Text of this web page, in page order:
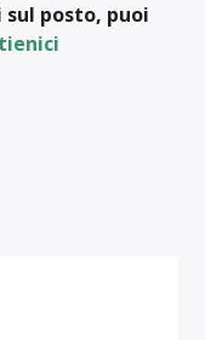
sul posto, puoi